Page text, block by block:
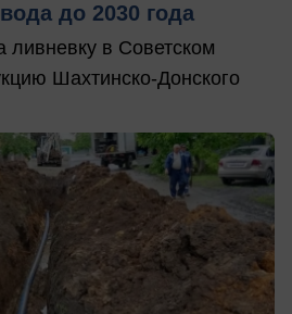
до 2030 года
ливневку в Советском
Шахтинско-Донского